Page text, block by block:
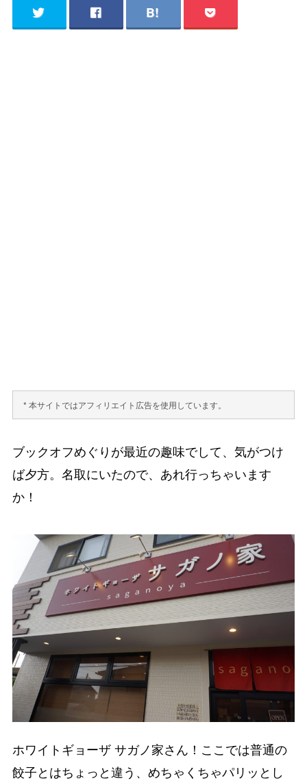
* 本サイトではアフィリエイト広告を使用しています。
ブックオフめぐりが最近の趣味でして、気がつけ
ば夕方。名取にいたので、あれ行っちゃいます
か！
ホワイトギョーザ サガノ家さん！ここでは普通の
餃子とはちょっと違う、めちゃくちゃパリッとし